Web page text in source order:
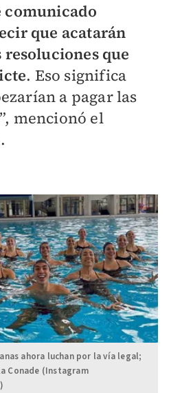
comunicado
que acatarán
resoluciones que
. Eso significa
a pagar las
mencionó el
ahora luchan por la vía legal;
Conade (Instagram